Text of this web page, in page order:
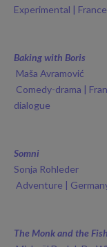
Experimental |
Baking with Boris
Maša Avramović
Comedy-drama |
dialogue
Somni
Sonja Rohleder
Adventure |
The Monk and the Fish